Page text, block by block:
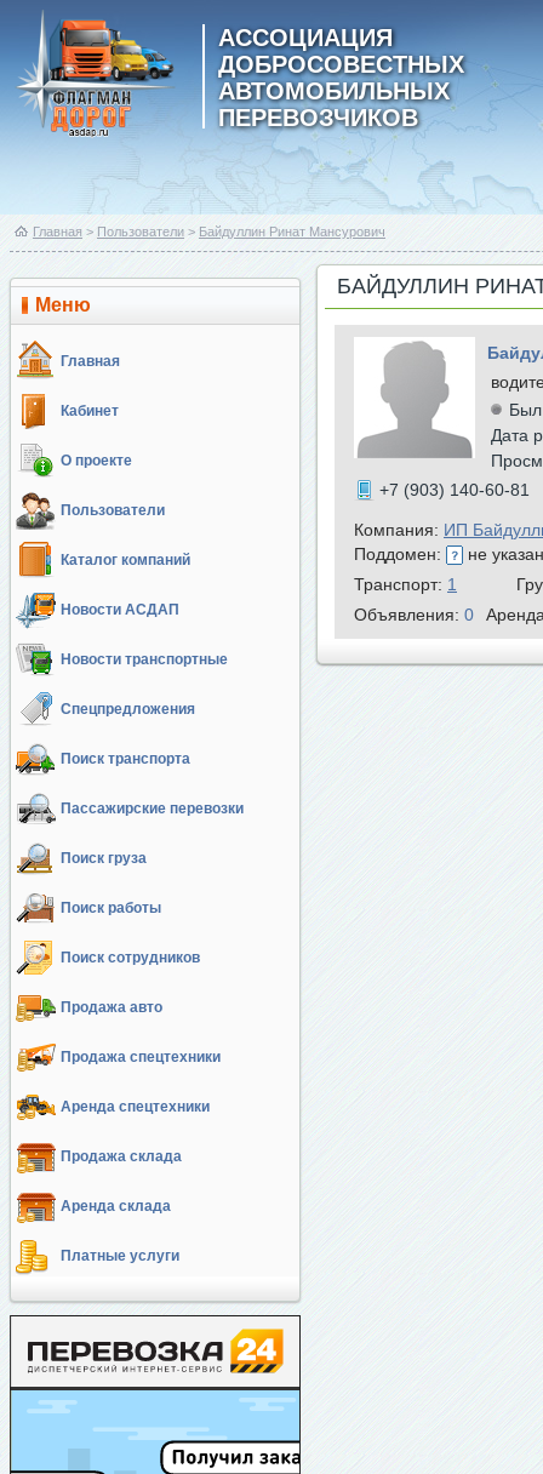
АССОЦИАЦИЯ
ДОБРОСОВЕСТНЫХ
АВТОМОБИЛЬНЫХ
ПЕРЕВОЗЧИКОВ
Главная > Пользователи > Байдуллин Ринат Мансурович
Меню
Главная
Кабинет
О проекте
Пользователи
Каталог компаний
Новости АСДАП
Новости транспортные
Спецпредложения
Поиск транспорта
Пассажирские перевозки
Поиск груза
Поиск работы
Поиск сотрудников
Продажа авто
Продажа спецтехники
Аренда спецтехники
Продажа склада
Аренда склада
Платные услуги
БАЙДУЛЛИН
Был
Дата
+7 (903) 140-60-81
Компания: ИП
Поддомен:
не
Транспорт: 1
Объявления: 0